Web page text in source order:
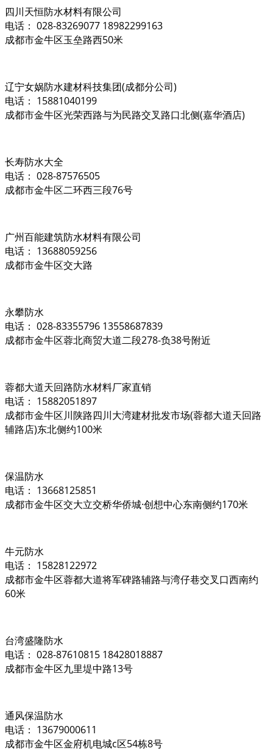
四川天恒防水材料有限公司
电话： 028-83269077 18982299163
成都市金牛区玉垒路西50米
辽宁女娲防水建材科技集团(成都分公司)
电话： 15881040199
成都市金牛区光荣西路与为民路交叉路口北侧(嘉华酒店)
长寿防水大全
电话： 028-87576505
成都市金牛区二环西三段76号
广州百能建筑防水材料有限公司
电话： 13688059256
成都市金牛区交大路
永攀防水
电话： 028-83355796 13558687839
成都市金牛区蓉北商贸大道二段278-负38号附近
蓉都大道天回路防水材料厂家直销
电话： 15882051897
成都市金牛区川陕路四川大湾建材批发市场(蓉都大道天回路
辅路店)东北侧约100米
保温防水
电话： 13668125851
成都市金牛区交大立交桥华侨城·创想中心东南侧约170米
牛元防水
电话： 15828122972
成都市金牛区蓉都大道将军碑路辅路与湾仔巷交叉口西南约
60米
台湾盛隆防水
电话： 028-87610815 18428018887
成都市金牛区九里堤中路13号
通风保温防水
电话： 13679000611
成都市金牛区金府机电城c区54栋8号